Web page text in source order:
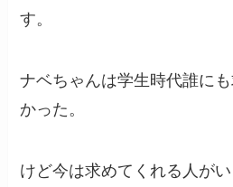
す。
ナベちゃんは学生時代誰に
かった。
けど今は求めてくれる人がい